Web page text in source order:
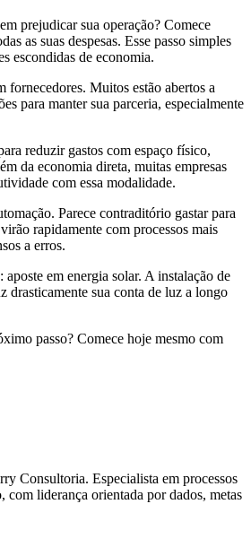
prejudicar sua operação? Comece
as suas despesas. Esse passo simples
escondidas de economia.
fornecedores. Muitos estão abertos a
para manter sua parceria, especialmente
reduzir gastos com espaço físico,
da economia direta, muitas empresas
com essa modalidade.
Parece contraditório gastar para
rapidamente com processos mais
a erros.
em energia solar. A instalação de
drasticamente sua conta de luz a longo
passo? Comece hoje mesmo com
Consultoria. Especialista em processos
com liderança orientada por dados, metas